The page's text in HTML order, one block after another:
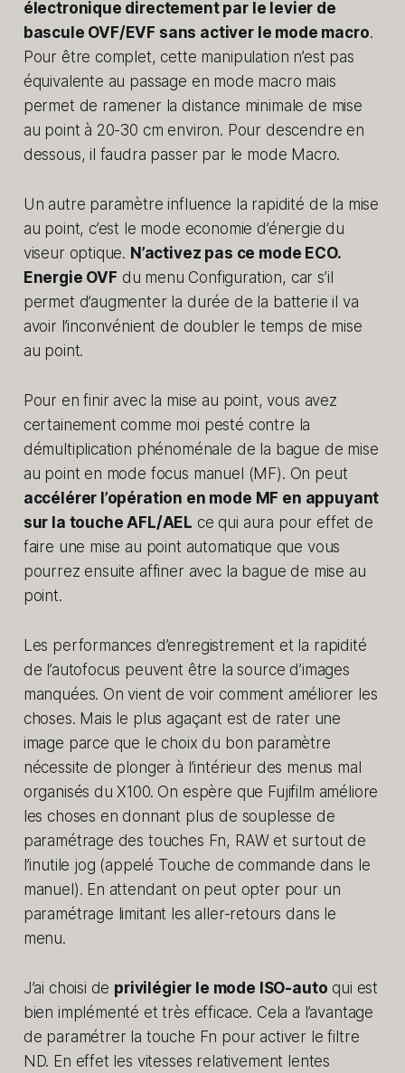
électronique directement par le levier de
bascule OVF/EVF sans activer le mode macro.
Pour être complet, cette manipulation n’est pas
équivalente au passage en mode macro mais
permet de ramener la distance minimale de mise
au point à 20-30 cm environ. Pour descendre en
dessous, il faudra passer par le mode Macro.
Un autre paramètre influence la rapidité de la mise
au point, c’est le mode economie d’énergie du
viseur optique. N’activez pas ce mode ECO.
Energie OVF du menu Configuration, car s’il
permet d’augmenter la durée de la batterie il va
avoir l’inconvénient de doubler le temps de mise
au point.
Pour en finir avec la mise au point, vous avez
certainement comme moi pesté contre la
démultiplication phénoménale de la bague de mise
au point en mode focus manuel (MF). On peut
accélérer l’opération en mode MF en appuyant
sur la touche AFL/AEL ce qui aura pour effet de
faire une mise au point automatique que vous
pourrez ensuite affiner avec la bague de mise au
point.
Les performances d’enregistrement et la rapidité
de l’autofocus peuvent être la source d’images
manquées. On vient de voir comment améliorer les
choses. Mais le plus agaçant est de rater une
image parce que le choix du bon paramètre
nécessite de plonger à l’intérieur des menus mal
organisés du X100. On espère que Fujifilm améliore
les choses en donnant plus de souplesse de
paramétrage des touches Fn, RAW et surtout de
l’inutile jog (appelé Touche de commande dans le
manuel). En attendant on peut opter pour un
paramétrage limitant les aller-retours dans le
menu.
J’ai choisi de privilégier le mode ISO-auto qui est
bien implémenté et très efficace. Cela a l’avantage
de paramétrer la touche Fn pour activer le filtre
ND. En effet les vitesses relativement lentes